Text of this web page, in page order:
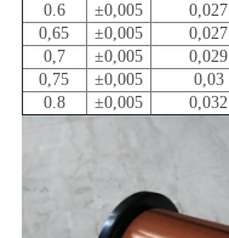
0.6
±0,005 0,027
0,65
±0,005 0,027
0,7
±0,005 0,029
0,75
±0,005 0,03
0.8
±0,005 0,032